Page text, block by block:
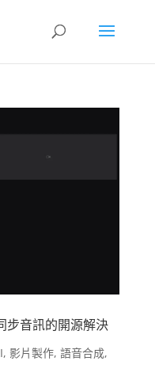
步音訊的開源解決
, 影片製作, 語音合成,